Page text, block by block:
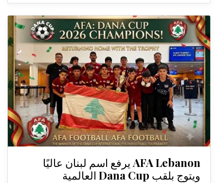
AFA Lebanon يرفع اسم لبنان عاليًا
ويتوج بلقب Dana Cup العالمية